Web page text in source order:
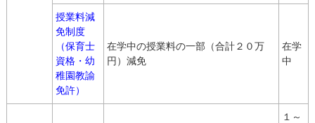
授業料減
免制度
（保育士
資格・幼
稚園教諭
免許）
在学中の授業料の一部（合計２０万
円）減免
在学
中
１～